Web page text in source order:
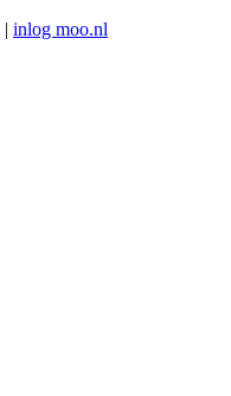
| inlog moo.nl